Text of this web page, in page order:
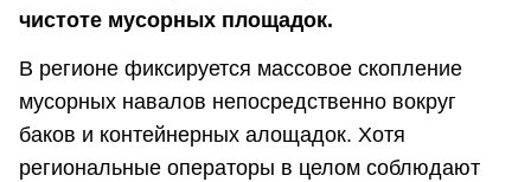
чистоте мусорных площадок.
В регионе фиксируется массовое скопление
мусорных навалов непосредственно вокруг
баков и контейнерных алощадок. Хотя
региональные операторы в целом соблюдают